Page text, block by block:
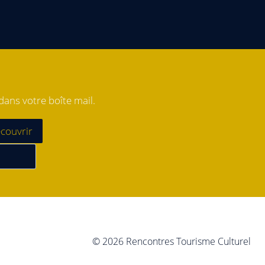
votre boîte mail.
© 2026 Rencontres Tourisme Culturel